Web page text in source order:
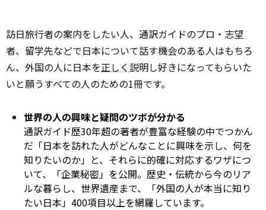
訪日旅行者の案内をしたい人、通訳ガイドのプロ・志望
者、留学先などで日本について話す機会のある人はもちろ
ん、外国の人に日本を正しく 説明し好きになってもらいた
いと願うすべての人のための1冊です。
世界の人の興味と疑問のツボが分かる
通訳ガイド歴30年超の著者が豊富な経験の中でつかん
だ「日本を訪れた人がどんなことに興味を示し、何を
知りたいのか」と、それらに的確に対応するワザにつ
いて、「企業秘密」を公開。歴史・伝統から今のリア
ルな暮らし、世界遺産まで、「外国の人が本当に知り
たい日本」400項目以上を網羅しています。